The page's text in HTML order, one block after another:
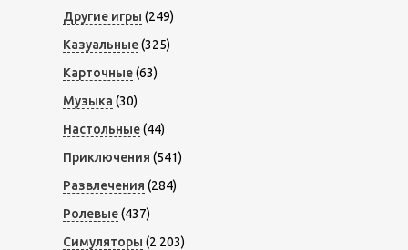
Другие игры (249)
Казуальные(325)
Карточные(63)
Музыка (30)
Настольные(44)
Приключения (541)
Развлечения (284)
Ролевые(437)
Симуляторы (2 203)